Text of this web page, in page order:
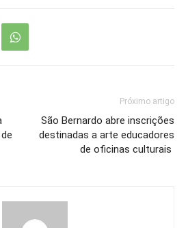
Próximo artigo
São Bernardo abre inscrições
destinadas a arte educadores
de oficinas culturais